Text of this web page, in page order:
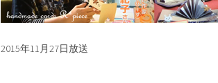
2015年11月27日放送